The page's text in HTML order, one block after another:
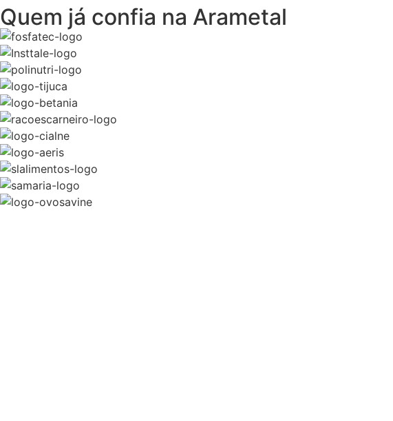
Quem já confia na Arametal